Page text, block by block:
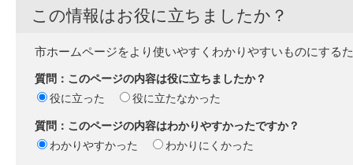
この情報はお役に立ちましたか？
市ホームページをより使いやすくわかりやすいものにする
質問：このページの内容は役に立ちましたか？
役に立った
役に立たなかった
質問：このページの内容はわかりやすかったですか？
わかりやすかった
わかりにくかった